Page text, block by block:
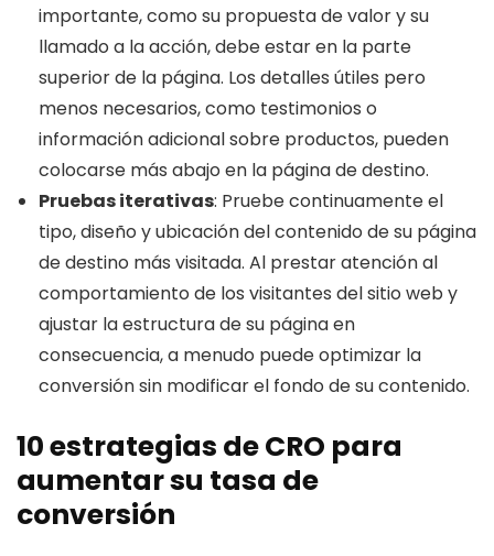
importante, como su propuesta de valor y su
llamado a la acción, debe estar en la parte
superior de la página. Los detalles útiles pero
menos necesarios, como testimonios o
información adicional sobre productos, pueden
colocarse más abajo en la página de destino.
Pruebas iterativas: Pruebe continuamente el
tipo, diseño y ubicación del contenido de su página
de destino más visitada. Al prestar atención al
comportamiento de los visitantes del sitio web y
ajustar la estructura de su página en
consecuencia, a menudo puede optimizar la
conversión sin modificar el fondo de su contenido.
10 estrategias de CRO para
aumentar su tasa de
conversión